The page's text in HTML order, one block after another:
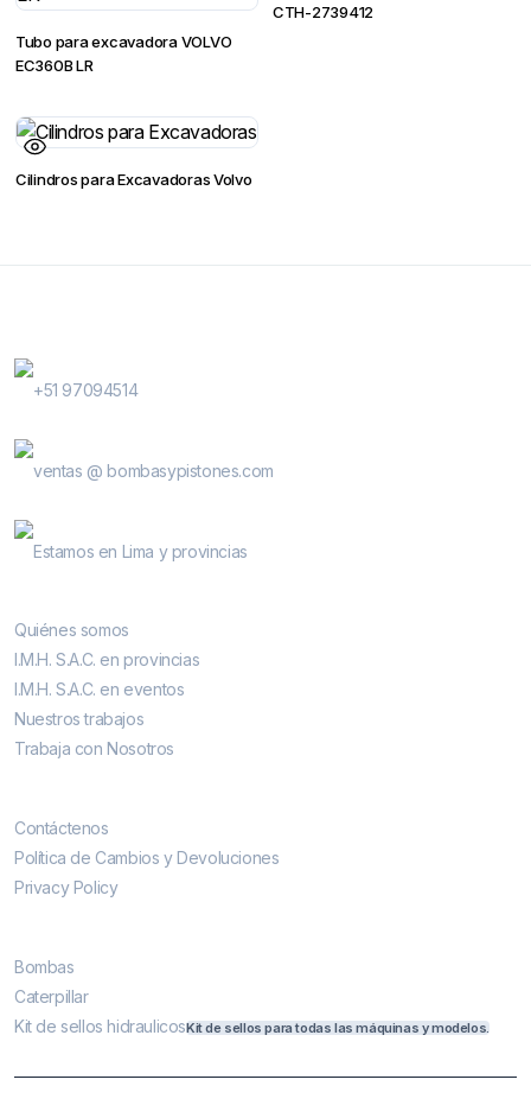
Tubo para excavadora VOLVO
EC360B LR
CTH-2739412
Cilindros para Excavadoras Volvo
+51 97094514
ventas @ bombasypistones.com
Estamos en Lima y provincias
Quiénes somos
I.M.H. S.A.C. en provincias
I.M.H. S.A.C. en eventos
Nuestros trabajos
Trabaja con Nosotros
Contáctenos
Política de Cambios y Devoluciones
Privacy Policy
Bombas
Caterpillar
Kit de sellos hidraulicosKit de sellos para todas las máquinas y modelos.